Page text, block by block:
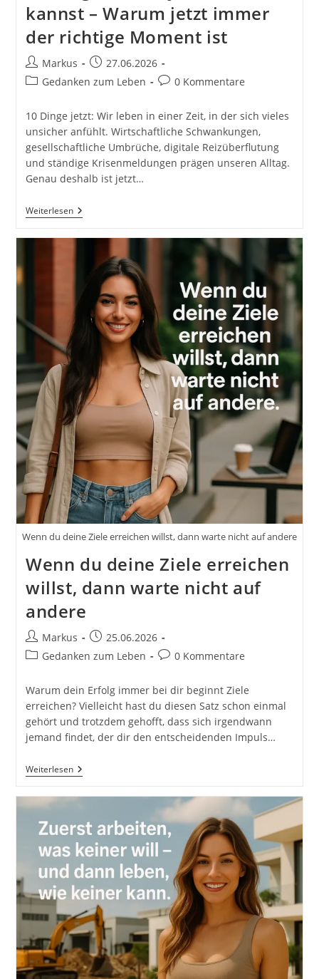
kannst – Warum jetzt immer
der richtige Moment ist
Beitrags-
Autor:
Markus
Beitrag
veröffentlicht:
27.06.2026
Beitrags-
Gedanken zum Leben
Beitrags-
0 Kommentare
10 Dinge jetzt: Wir leben in einer Zeit, in der sich vieles
unsicher anfühlt. Wirtschaftliche Schwankungen,
gesellschaftliche Umbrüche, digitale Reizüberflutung
und ständige Krisenmeldungen prägen unseren Alltag.
Genau deshalb ist jetzt…
Weiterlesen10
Dinge,
Machen
Kannst
Warum
Jetzt
Immer
Der
Richtige
Moment
Wenn du deine Ziele erreichen willst, dann warte nicht auf andere
Wenn du deine Ziele erreichen
willst, dann warte nicht auf
andere
Beitrags-
Autor:
Markus
Beitrag
veröffentlicht:
25.06.2026
Beitrags-
Gedanken zum Leben
Beitrags-
0 Kommentare
Warum dein Erfolg immer bei dir beginnt Ziele
erreichen? Vielleicht hast du diesen Satz schon einmal
gehört und trotzdem gehofft, dass sich irgendwann
jemand findet, der dir den entscheidenden Impuls…
WeiterlesenWenn
Du
Ziele
Willst,
Dann
Warte
Nicht
Auf
Andere